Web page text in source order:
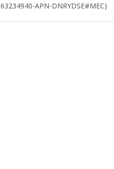
63234940-APN-DNRYDSE#MEC)